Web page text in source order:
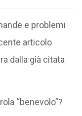
e problemi
articolo
dalla già citata
“benevolo”?